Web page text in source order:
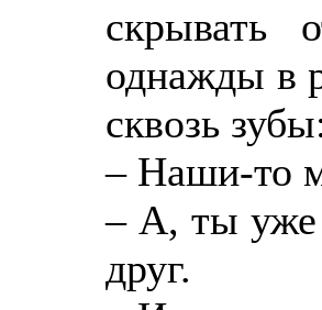
скрывать
однажды в
сквозь
– Наши-то
– А, ты уже
друг.